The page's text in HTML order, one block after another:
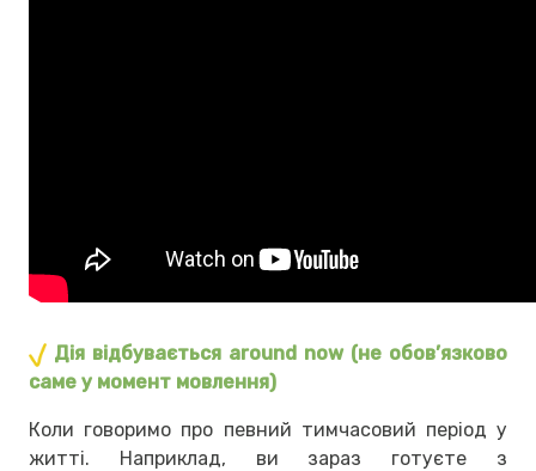
Дія відбувається around now (не обов’язково
саме у момент мовлення)
Коли говоримо про певний тимчасовий період у
житті. Наприклад, ви зараз готуєте з